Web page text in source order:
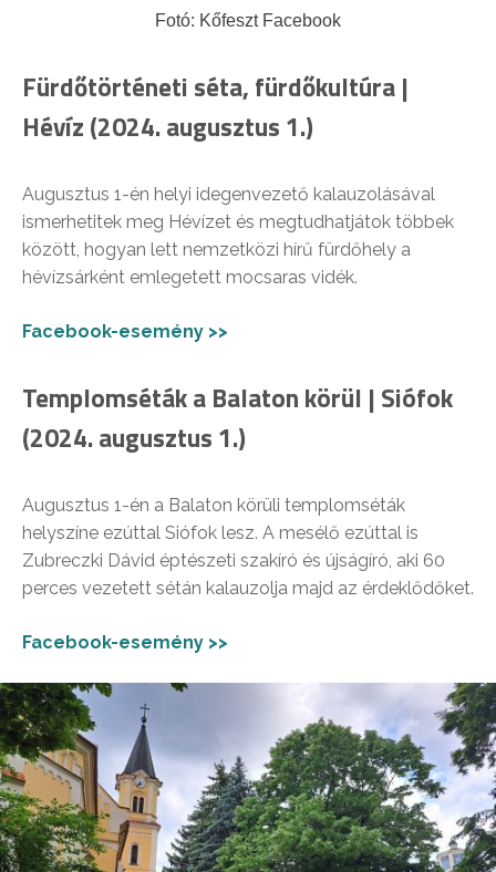
Fotó: Kőfeszt Facebook
Fürdőtörténeti séta, fürdőkultúra |
Hévíz (2024. augusztus 1.)
Augusztus 1-én helyi idegenvezető kalauzolásával
ismerhetitek meg Hévízet és megtudhatjátok többek
között, hogyan lett nemzetközi hírű fürdőhely a
hévízsárként emlegetett mocsaras vidék.
Facebook-esemény >>
Templomséták a Balaton körül | Siófok
(2024. augusztus 1.)
Augusztus 1-én a Balaton körüli templomséták
helyszíne ezúttal Siófok lesz. A mesélő ezúttal is
Zubreczki Dávid éptészeti szakíró és újságíró, aki 60
perces vezetett sétán kalauzolja majd az érdeklődőket.
Facebook-esemény >>